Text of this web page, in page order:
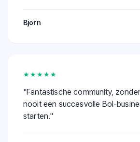
Bjorn
★★★★★
"Fantastische community,
nooit een succesvolle Bol-
starten."